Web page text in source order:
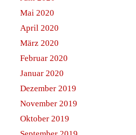
Mai 2020
April 2020
März 2020
Februar 2020
Januar 2020
Dezember 2019
November 2019
Oktober 2019